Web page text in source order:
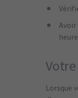
Avoir
Lorsque